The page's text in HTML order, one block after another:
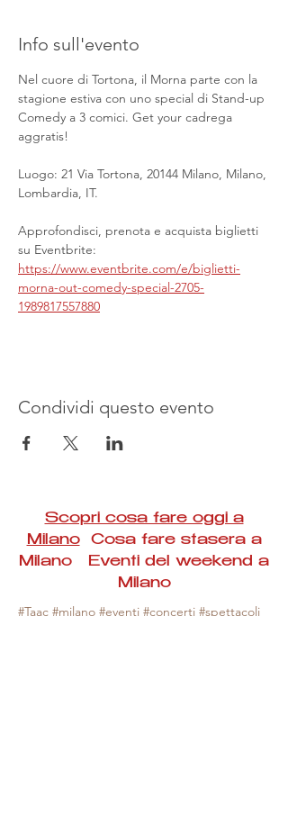
Info sull'evento
Nel cuore di Tortona, il Morna parte con la
stagione estiva con uno special di Stand-up
Comedy a 3 comici. Get your cadrega
aggratis!
Luogo: 21 Via Tortona, 20144 Milano, Milano,
Lombardia, IT.
Approfondisci, prenota e acquista biglietti
su Eventbrite:
https://www.eventbrite.com/e/biglietti-
morna-out-comedy-special-2705-
1989817557880
Condividi questo evento
Scopri cosa fare oggi a
MilanoCosa fare stasera a
Milano Eventi del weekend a
Milano
#Taac #milano #eventi #concerti #spettacoli